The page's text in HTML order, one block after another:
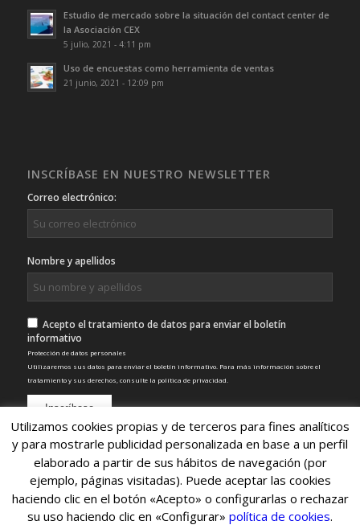
Estudio de mercado sobre la situación del contact center de
la Asociación CEX
5 julio, 2021 - 4:11 pm
Uso de encuestas como herramienta de ventas
21 junio, 2021 - 12:09 pm
INSCRÍBASE EN NUESTRO NEWSLETTER
Correo electrónico:
Nombre y apellidos
Acepto el tratamiento de datos para enviar el boletín
informativo
Protección de datos personales
Utilizaremos sus datos para enviar el boletín informativo. Para más información sobre el
tratamiento y sus derechos, consulte la política de privacidad
© Copyright 2022 - Nexo SCA
Utilizamos cookies propias y de terceros para fines analíticos
y para mostrarle publicidad personalizada en base a un perfil
elaborado a partir de sus hábitos de navegación (por
ejemplo, páginas visitadas). Puede aceptar las cookies
haciendo clic en el botón «Acepto» o configurarlas o rechazar
su uso haciendo clic en «Configurar» política de cookies.